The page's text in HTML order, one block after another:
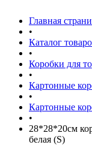
Главная
•
Каталог
•
Коробки для
•
Картонные
•
Картонные
•
28*28*20см
белая (S)